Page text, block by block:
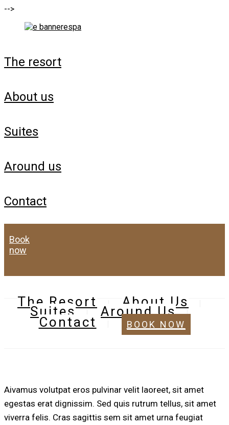
-->
the resort
about us
suites
around us
contact
book
now
The Resort About Us
Suites Around Us
Contact BOOK NOW
Aivamus volutpat eros pulvinar velit laoreet, sit amet
egestas erat dignissim. Sed quis rutrum tellus, sit amet
viverra felis. Cras sagittis sem sit amet urna feugiat